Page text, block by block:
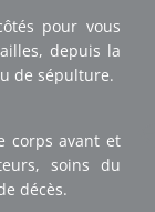
pour vous
depuis la
de sépulture.
corps avant et
soins du
décès.